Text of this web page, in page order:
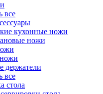
все
кухонные ножи
ножи
держатели
все
стола